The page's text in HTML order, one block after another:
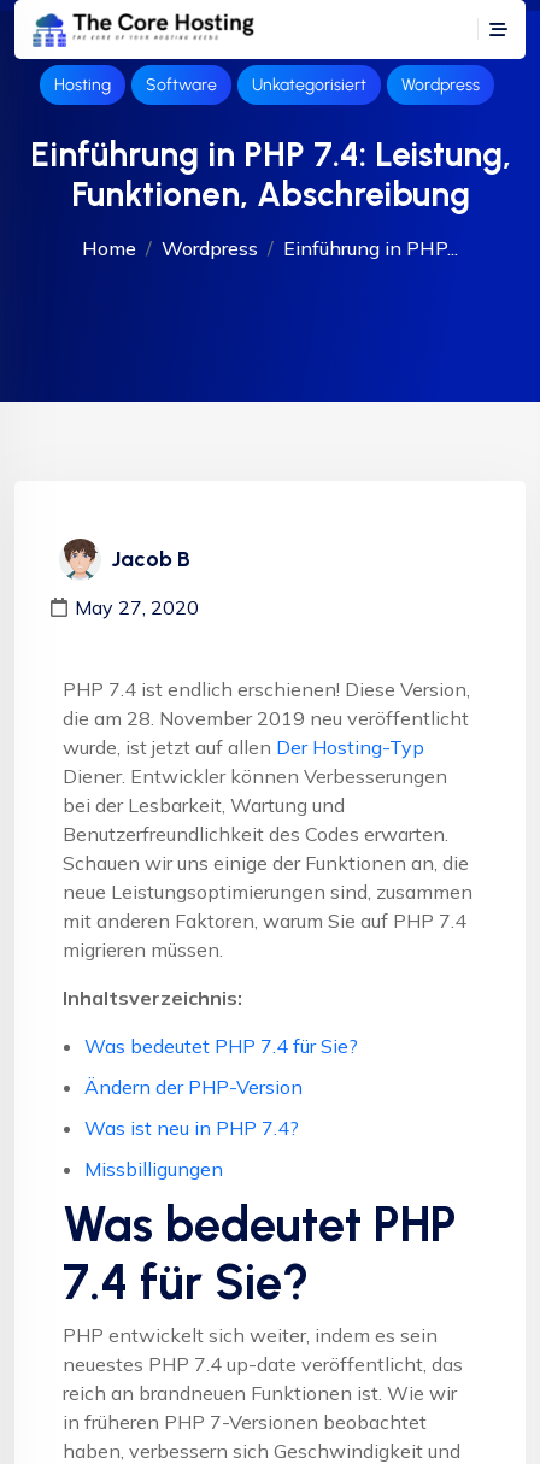
Hosting Software Unkategorisiert Wordpress
Einführung in PHP 7.4: Leistung,
Funktionen, Abschreibung
Home Wordpress Einführung in PHP...
Jacob B
May 27, 2020
PHP 7.4 ist endlich erschienen! Diese Version,
die am 28. November 2019 neu veröffentlicht
wurde, ist jetzt auf allen Der Hosting-Typ
Diener. Entwickler können Verbesserungen
bei der Lesbarkeit, Wartung und
Benutzerfreundlichkeit des Codes erwarten.
Schauen wir uns einige der Funktionen an, die
neue Leistungsoptimierungen sind, zusammen
mit anderen Faktoren, warum Sie auf PHP 7.4
migrieren müssen.
Inhaltsverzeichnis:
Was bedeutet PHP 7.4 für Sie?
Ändern der PHP-Version
Was ist neu in PHP 7.4?
Missbilligungen
Was bedeutet PHP
7.4 für Sie?
PHP entwickelt sich weiter, indem es sein
neuestes PHP 7.4 up-date veröffentlicht, das
reich an brandneuen Funktionen ist. Wie wir
in früheren PHP 7-Versionen beobachtet
haben, verbessern sich Geschwindigkeit und